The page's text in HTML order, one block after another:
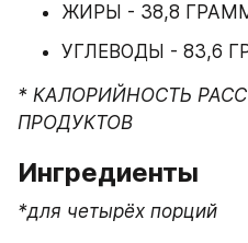
ЖИРЫ - 38,8
УГЛЕВОДЫ - 83,6
* КАЛОРИЙНОСТЬ
ПРОДУКТОВ
Ингредиенты
*для четырёх порций